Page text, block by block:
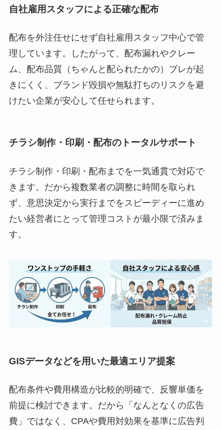
自社雇用スタッフによる正確な配布
配布を外注任せにせず自社雇用スタッフ中心で管
理しています。したがって、配布漏れやクレー
ム、配布品質（ちゃんと配られたかの）ブレが起
きにくく、ブランド毀損や無駄打ちのリスクを避
けたい企業が安心して任せられます。
チラシ制作・印刷・配布のトータルサポート
チラシ制作・印刷・配布までを一気通貫で対応で
きます。だから複数業者の調整に時間を取られ
ず、意思決定から実行までをスピーディーに進め
たい経営者にとって管理コストが最小限で済みま
す。
GISデータなどを用いた最適エリア提案
配布条件や費用構造が比較的明確で、反響単価を
前提に検討できます。だから「なんとなくの広告
費」ではなく、CPAや費用対効果を基準に広告判